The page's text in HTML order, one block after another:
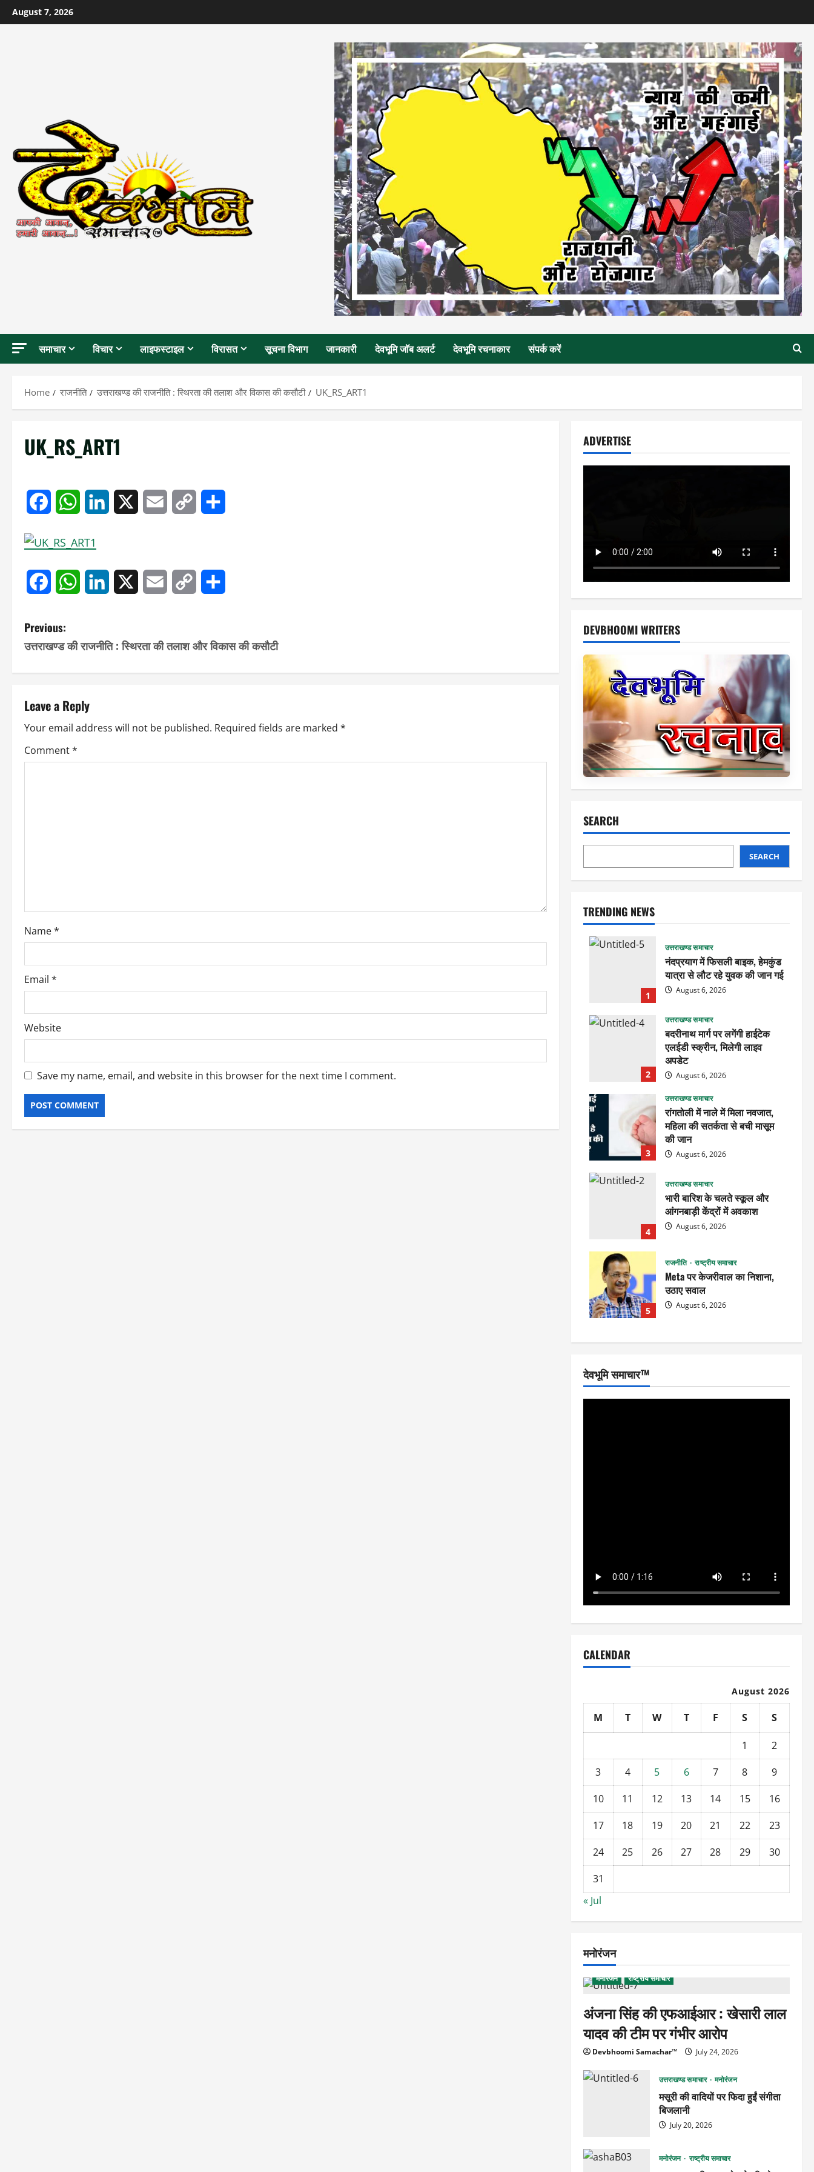
Skip
to
August 7, 2026
समाचार विचार लाइफस्टाइल विरासत सूचना विभाग जानकारी देवभूमि जॉब अलर्ट देवभूमि रचनाकार संपर्क करें
Home राजनीति उत्तराखण्ड की राजनीति : स्थिरता की तलाश और विकास की कसौटी UK_RS_ART1
UK_RS_ART1
FacebookWhatsAppLinkedIn Email
Copy
FacebookWhatsAppLinkedIn Email
Copy
P
o
s
t
n
a
i
o
n
Previous:
उत्तराखण्ड की राजनीति : स्थिरता की तलाश और विकास की कसौटी
Leave a Reply
Your email address will not be published. Required fields are marked *
Comment*
Name*
Email *
Website
Save my name, email, and website in this browser for the next time I comment.
ADVERTISE
DEVBHOOMI WRITERS
SEARCH
SEARCH
TRENDING NEWS
1
उत्तराखण्ड समाचार
नंदप्रयाग में फिसली बाइक, हेमकुंड
यात्रा से लौट रहे युवक की जान गई
August 6, 2026
2
उत्तराखण्ड समाचार
बदरीनाथ मार्ग पर लगेंगी हाईटेक
एलईडी स्क्रीन, मिलेगी लाइव
अपडेट
August 6, 2026
3
उत्तराखण्ड समाचार
रांगतोली में नाले में मिला नवजात,
महिला की सतर्कता से बची मासूम
की जान
August 6, 2026
4
उत्तराखण्ड समाचार
भारी बारिश के चलते स्कूल और
आंगनबाड़ी केंद्रों में अवकाश
August 6, 2026
5
राजनीति राष्ट्रीय समाचार
Meta पर केजरीवाल का निशाना,
उठाए सवाल
August 6, 2026
देवभूमि समाचार™
CALENDAR
August 2026
M T W T F S S
1
2
3
4 5 6 7 8
9
10
11 12 13 14 15
16
17
18 19 20 21 22
23
24
25 26 27 28 29
30
31
« Jul
मनोरंजन
मनोरंजन राष्ट्रीय समाचार
अंजना सिंह की एफआईआर : खेसारी लाल
यादव की टीम पर गंभीर आरोप
Devbhoomi Samachar™ July 24, 2026
उत्तराखण्ड समाचार मनोरंजन
मसूरी की वादियों पर फिदा हुईं संगीता
बिजलानी
July 20, 2026
मनोरंजन राष्ट्रीय समाचार